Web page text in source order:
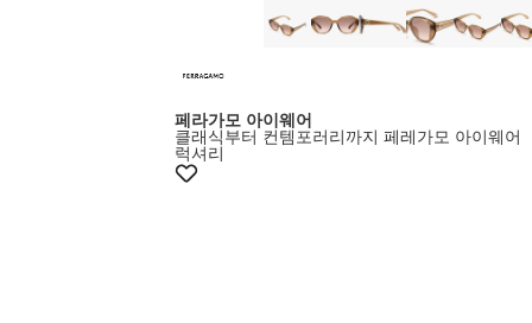
페라가모 아이웨어
클래식부터 컨템포러리까지 페레가모 아이웨어
럭셔리